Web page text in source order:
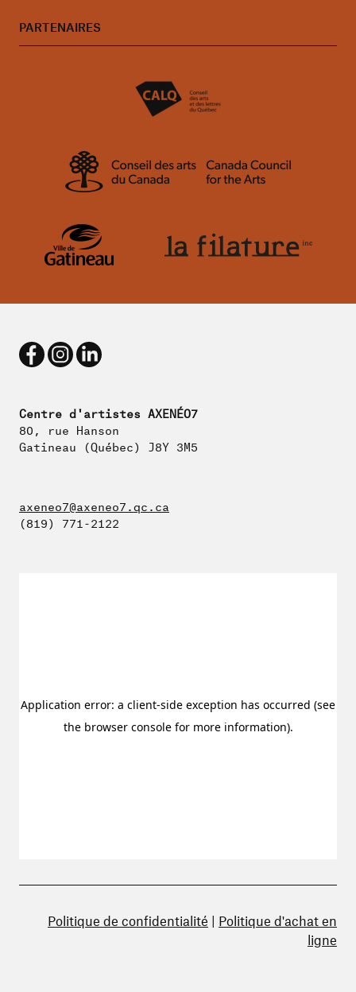
PARTENAIRES
Centre d'artistes AXENÉO7
80, rue Hanson
Gatineau (Québec) J8Y 3M5
axeneo7@axeneo7.qc.ca
(819) 771-2122
Politique de confidentialité | Politique d'achat en
ligne